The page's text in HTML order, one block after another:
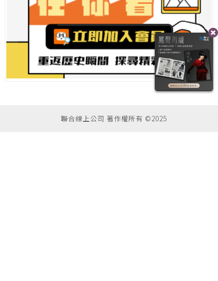
聯合線上公司 著作權所有 ©2025